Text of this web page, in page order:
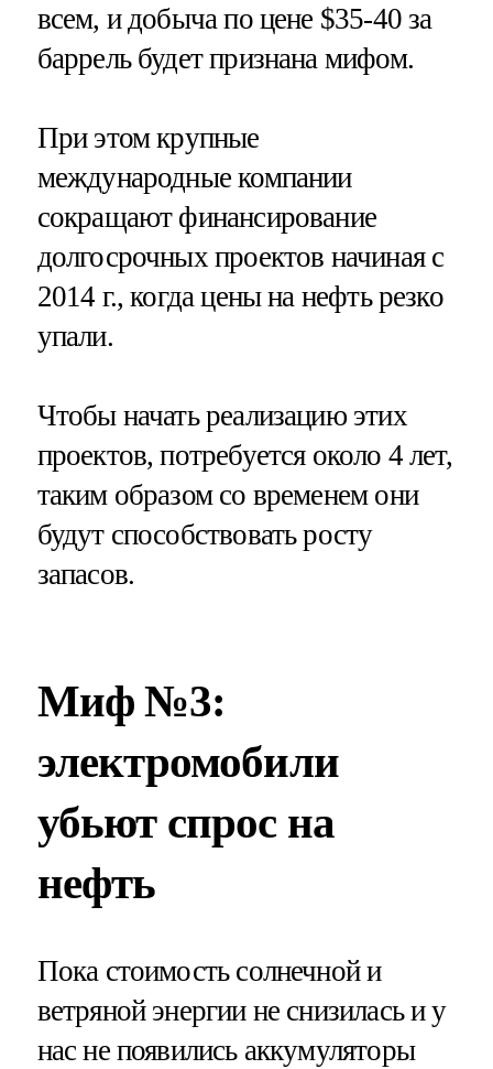
всем, и добыча по цене $35-40 за
баррель будет признана мифом.
При этом крупные
международные компании
сокращают финансирование
долгосрочных проектов начиная с
2014 г., когда цены на нефть резко
упали.
Чтобы начать реализацию этих
проектов, потребуется около 4 лет,
таким образом со временем они
будут способствовать росту
запасов.
Миф №3:
электромобили
убьют спрос на
нефть
Пока стоимость солнечной и
ветряной энергии не снизилась и у
нас не появились аккумуляторы